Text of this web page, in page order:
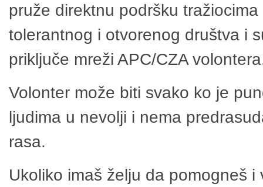
pruže direktnu podršku
tolerantnog i otvorenog društva i
priključe mreži APC/CZA
Volonter može biti svako ko je
ljudima u nevolji i nema
rasa.
Ukoliko imaš želju da pomogneš